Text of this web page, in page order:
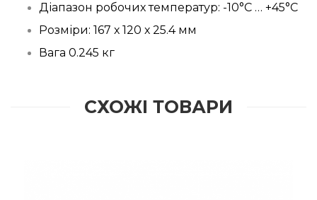
Діапазон робочих температур: -10°C … +45°C
Розміри: 167 х 120 х 25.4 мм
Вага 0.245 кг
СХОЖІ ТОВАРИ